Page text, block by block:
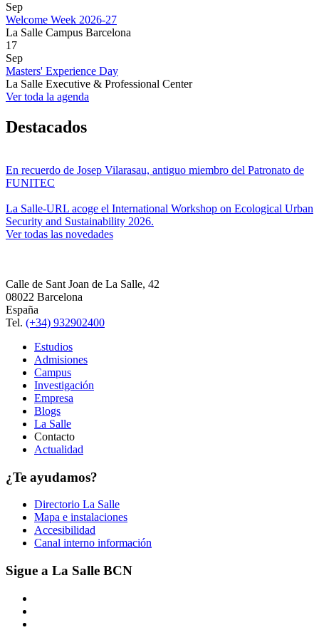
Sep
Welcome Week 2026-27
La Salle Campus Barcelona
17
Sep
Masters' Experience Day
La Salle Executive & Professional Center
Ver toda la agenda
Destacados
En recuerdo de Josep Vilarasau, antiguo miembro del Patronato de
FUNITEC
La Salle-URL acoge el International Workshop on Ecological Urban
Security and Sustainability 2026.
Ver todas las novedades
Calle de Sant Joan de La Salle, 42
08022 Barcelona
España
Tel. (+34) 932902400
Estudios
Admisiones
Campus
Investigación
Empresa
Blogs
La Salle
Contacto
Actualidad
¿Te ayudamos?
Directorio La Salle
Mapa e instalaciones
Accesibilidad
Canal interno información
Sigue a La Salle BCN